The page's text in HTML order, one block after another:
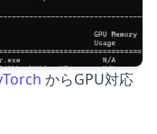
からGPU対応